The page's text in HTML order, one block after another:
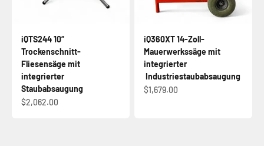
iQTS244 10“
Trockenschnitt-
Fliesensäge mit
integrierter
Staubabsaugung
Angebot
$2,062.00
iQ360XT 14-Zoll-
Mauerwerkssäge mit
integrierter
Industriestaubabsaugung
Angebot
$1,679.00